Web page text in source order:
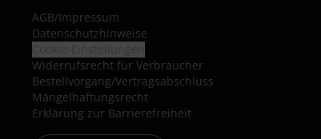
AGB/Impressum
Datenschutzhinweise
Widerrufsrecht für Verbraucher
Bestellvorgang/Vertragsabschluss
Mängelhaftungsrecht
Erklärung zur Barrierefreiheit